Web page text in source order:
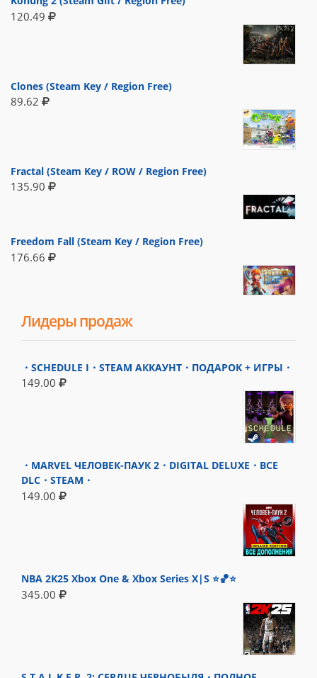
120.49
Clones (Steam Key / Region Free)
89.62
Fractal (Steam Key / ROW / Region Free)
135.90
Freedom Fall (Steam Key / Region Free)
176.66
Лидеры продаж
・SCHEDULE I・STEAM АККАУНТ・ПОДАРОК + ИГРЫ・
149.00
・MARVEL ЧЕЛОВЕК-ПАУК 2・DIGITAL DELUXE・ВСЕ
DLC・STEAM・
149.00
NBA 2K25 Xbox One & Xbox Series X|S ⭐🏀⭐
345.00